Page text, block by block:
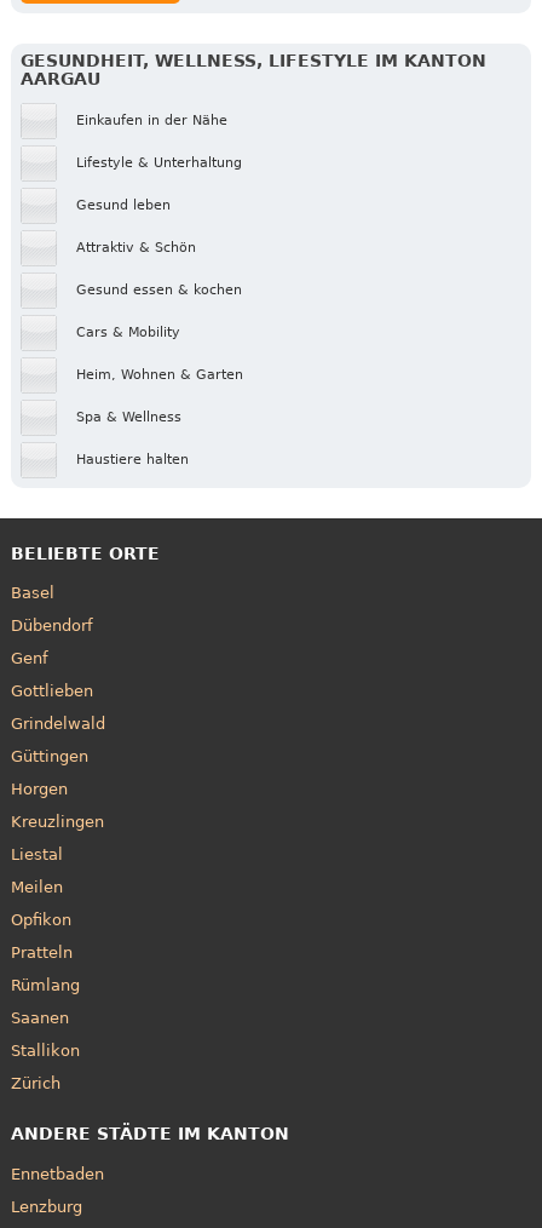
GESUNDHEIT, WELLNESS, LIFESTYLE IM KANTON
AARGAU
Einkaufen in der Nähe
Lifestyle & Unterhaltung
Gesund leben
Attraktiv & Schön
Gesund essen & kochen
Cars & Mobility
Heim, Wohnen & Garten
Spa & Wellness
Haustiere halten
BELIEBTE ORTE
Basel
Dübendorf
Genf
Gottlieben
Grindelwald
Güttingen
Horgen
Kreuzlingen
Liestal
Meilen
Opfikon
Pratteln
Rümlang
Saanen
Stallikon
Zürich
ANDERE STÄDTE IM KANTON
Ennetbaden
Lenzburg